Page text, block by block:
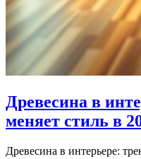
Древесина в
меняет стиль в
Древесина в интерьере: